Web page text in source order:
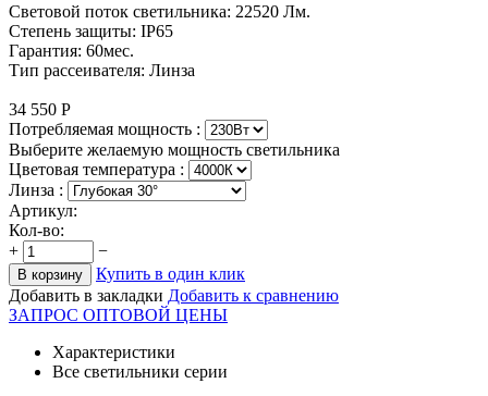
Световой поток светильника: 22520 Лм.
Степень защиты: IP65
Гарантия: 60мес.
Тип рассеивателя: Линза
34 550 Р
Потребляемая мощность :
Выберите желаемую мощность светильника
Цветовая температура :
Линза :
Артикул:
Кол-во:
+
−
В корзину
Купить в один клик
Добавить в закладки Добавить к сравнению
ЗАПРОС ОПТОВОЙ ЦЕНЫ
Характеристики
Все светильники серии